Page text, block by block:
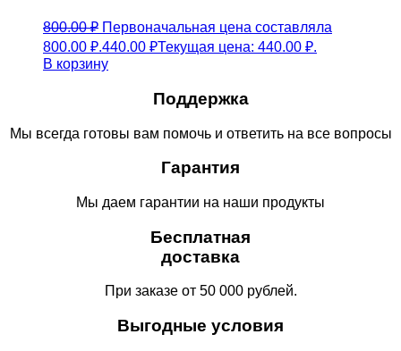
800.00₽ Первоначальная цена составляла
800.00 ₽.440.00 ₽Текущая цена: 440.00 ₽.
В корзину
Поддержка
Мы всегда готовы вам помочь и ответить на все вопросы
Гарантия
Мы даем гарантии на наши продукты
Бесплатная
доставка
При заказе от 50 000 рублей.
Выгодные условия